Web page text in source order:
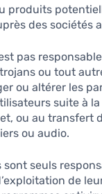
produits
des sociétés
pas
ou tout
ou altérer les
suite à
ou au transfert
ou audio.
sont seuls
de